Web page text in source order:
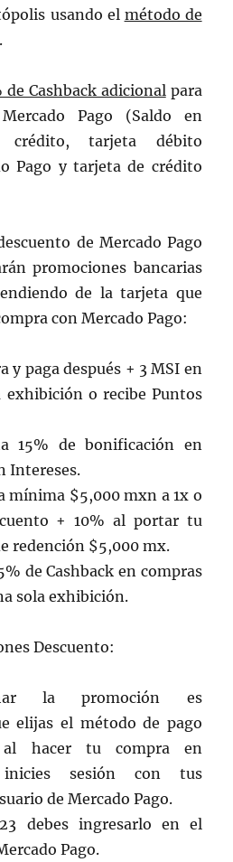
usando el método de
.
de Cashback adicionalpara
Pago (Saldo en
crédito, tarjeta débito
Pago y tarjeta de crédito
de Mercado Pago
promociones bancarias
de la tarjeta que
con Mercado Pago:
y paga después + 3 MSI en
exhibición o recibe Puntos
15% de bonificación en
Intereses.
mínima $5,000 mxn a 1x o
+ 10% al portar tu
redención $5,000 mx.
de Cashback en compras
sola exhibición.
Descuento:
la promoción es
elijas el método de pago
al hacer tu compra en
sesión con tus
de Mercado Pago.
debes ingresarlo en el
Pago.